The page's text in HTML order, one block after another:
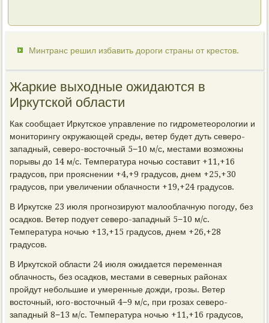
Минтранс решил избавить дороги страны от крестов.
Жаркие выходные ожидаются в
Иркутской области
Как сообщает Иркутское управление по гидрометеорологии и
мониторингу окружающей среды, ветер будет дуть северо-
западный, северо-восточный 5−10 м/с, местами возможны
порывы до 14 м/с. Температура ночью составит +11,+16
градусов, при прояснении +4,+9 градусов, днем +25,+30
градусов, при увеличении облачности +19,+24 градусов.
В Иркутске 23 июля прогнозируют малооблачную погоду, без
осадков. Ветер подует северо-западный 5−10 м/с.
Температура ночью +13,+15 градусов, днем +26,+28
градусов.
В Иркутской области 24 июля ожидается переменная
облачность, без осадков, местами в северных районах
пройдут небольшие и умеренные дожди, грозы. Ветер
восточный, юго-восточный 4−9 м/с, при грозах северо-
западный 8−13 м/с. Температура ночью +11,+16 градусов,